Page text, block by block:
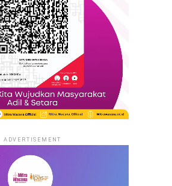
ADVERTISEMENT